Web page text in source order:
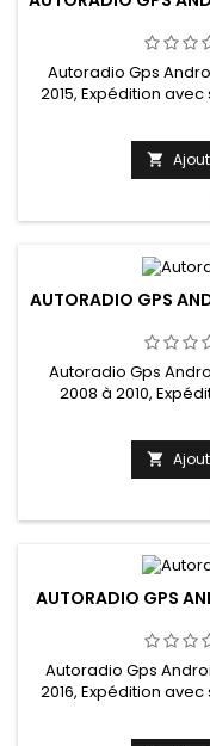
Autoradio Gps
2015, Expédition

AUTORADIO GPS
Autoradio Gps
2008 à 2010,
contacter

AUTORADIO GPS
Autoradio Gps
2016, Expédition